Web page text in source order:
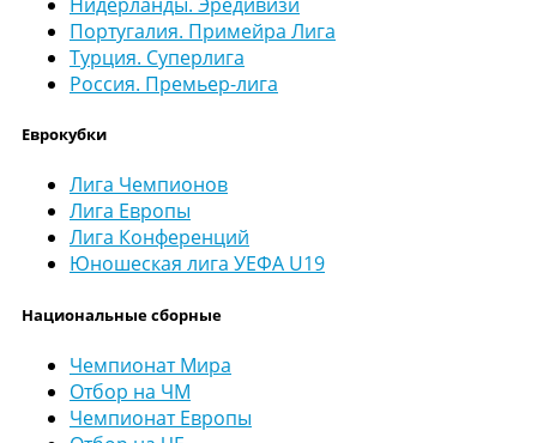
Португалия. Примейра Лига
Турция. Суперлига
Россия. Премьер-лига
Еврокубки
Лига Чемпионов
Лига Европы
Лига Конференций
Юношеская лига УЕФА U19
Национальные сборные
Чемпионат Мира
Отбор на ЧМ
Чемпионат Европы